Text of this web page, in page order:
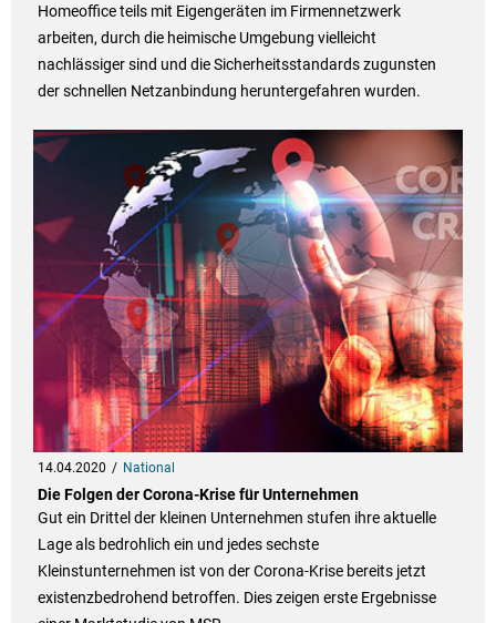
Homeoffice teils mit Eigengeräten im Firmennetzwerk
arbeiten, durch die heimische Umgebung vielleicht
nachlässiger sind und die Sicherheitsstandards zugunsten
der schnellen Netzanbindung heruntergefahren wurden.
14.04.2020 National
Die Folgen der Corona-Krise für Unternehmen
Gut ein Drittel der kleinen Unternehmen stufen ihre aktuelle
Lage als bedrohlich ein und jedes sechste
Kleinstunternehmen ist von der Corona-Krise bereits jetzt
existenzbedrohend betroffen. Dies zeigen erste Ergebnisse